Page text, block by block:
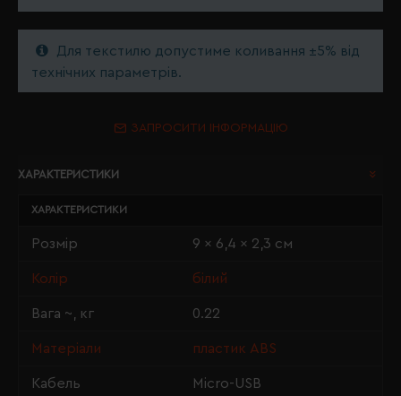
Для текстилю допустиме коливання ±5% від
технічних параметрів.
ЗАПРОСИТИ ІНФОРМАЦІЮ
ХАРАКТЕРИСТИКИ
ХАРАКТЕРИСТИКИ
Розмір 9 x 6,4 x 2,3 см
Колір білий
Вага ~, кг 0.22
Матеріали пластик ABS
Кабель Micro-USB